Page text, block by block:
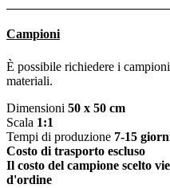
Campioni
È possibile richiedere i
materiali.
Dimensioni 50 x 50 cm
Scala 1:1
Tempi di produzione 7-15
Costo di trasporto escluso
Il costo del campione scelto
d'ordine